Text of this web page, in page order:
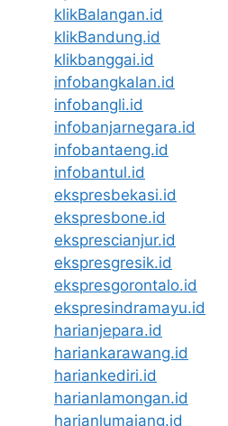
klikBalangan.id
klikBandung.id
klikbanggai.id
infobangkalan.id
infobangli.id
infobanjarnegara.id
infobantaeng.id
infobantul.id
ekspresbekasi.id
ekspresbone.id
eksprescianjur.id
ekspresgresik.id
ekspresgorontalo.id
ekspresindramayu.id
harianjepara.id
hariankarawang.id
hariankediri.id
harianlamongan.id
harianlumajang.id